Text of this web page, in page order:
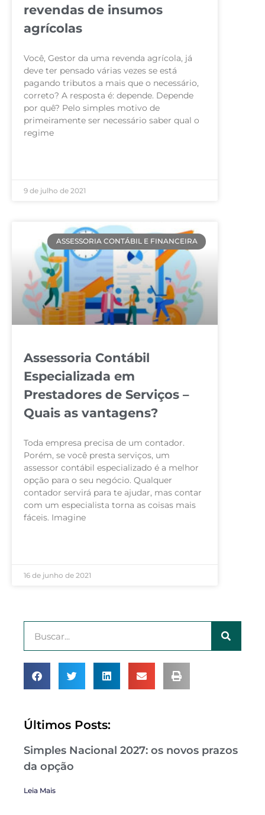
revendas de insumos
agrícolas
Você, Gestor da uma revenda agrícola, já
deve ter pensado várias vezes se está
pagando tributos a mais que o necessário,
correto? A resposta é: depende. Depende
por quê? Pelo simples motivo de
primeiramente ser necessário saber qual o
regime
9 de julho de 2021
ASSESSORIA CONTÁBIL E FINANCEIRA
Assessoria Contábil
Especializada em
Prestadores de Serviços –
Quais as vantagens?
Toda empresa precisa de um contador.
Porém, se você presta serviços, um
assessor contábil especializado é a melhor
opção para o seu negócio. Qualquer
contador servirá para te ajudar, mas contar
com um especialista torna as coisas mais
fáceis. Imagine
16 de junho de 2021
Últimos Posts:
Simples Nacional 2027: os novos prazos
da opção
Leia Mais